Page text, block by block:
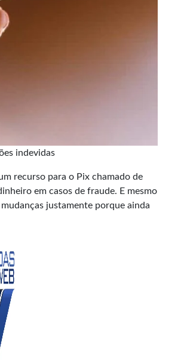
indevidas
recurso para o Pix chamado de
em casos de fraude. E mesmo
justamente porque ainda